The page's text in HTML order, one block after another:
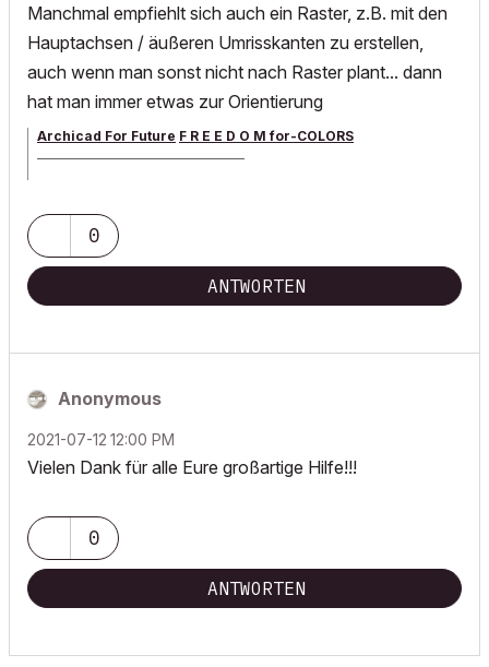
Manchmal empfiehlt sich auch ein Raster, z.B. mit den
Hauptachsen / äußeren Umrisskanten zu erstellen,
auch wenn man sonst nicht nach Raster plant... dann
hat man immer etwas zur Orientierung
Archicad For Future F R E E D O M for-COLORS
0
ANTWORTEN
Anonymous
‎2021-07-12 12:00 PM
Vielen Dank für alle Eure großartige Hilfe!!!
0
ANTWORTEN